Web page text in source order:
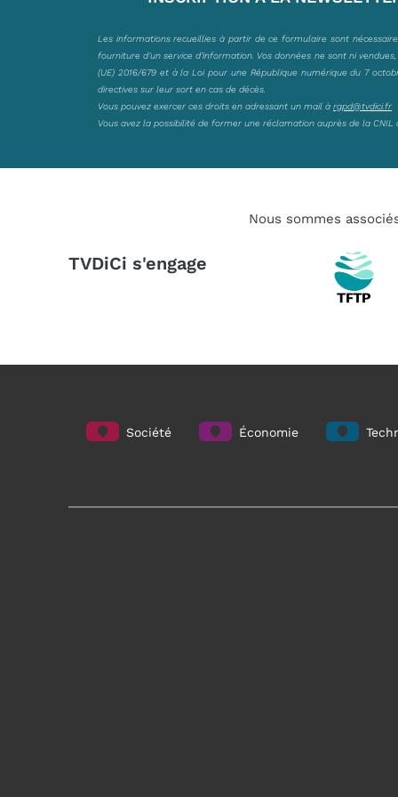
Les informations recueillies à partir de ce formulaire sont
fourniture d’un service d’information. Vos données ne sont ni
(UE) 2016/679 et à la Loi pour une République numérique du 7
directives sur leur sort en cas de décès.
Vous pouvez exercer ces droits en adressant un mail à rgpd@tvdici.fr
Vous avez la possibilité de former une réclamation auprès de la CNIL
TVDiCi s'engage
Nous sommes
Société Économie